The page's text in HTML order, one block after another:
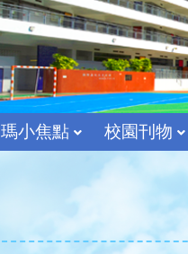
瑪小焦點 校園刊物